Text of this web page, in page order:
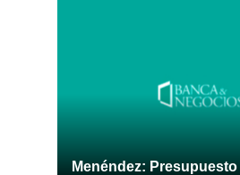
Menéndez: